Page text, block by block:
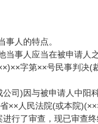
人的特点。
事人应当在被申请人
字第××号民事判决(
司)因与被申请人中
××人民法院(或本院
行了审查，现已审查终